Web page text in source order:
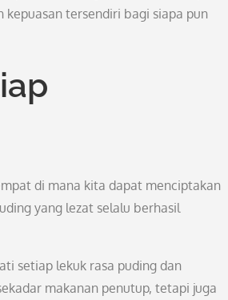
tersendiri bagi siapa pun
di mana kita dapat menciptakan
yang lezat selalu berhasil
setiap lekuk rasa puding dan
makanan penutup, tetapi juga